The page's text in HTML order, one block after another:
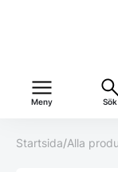
Meny Sök
Startsida/Alla